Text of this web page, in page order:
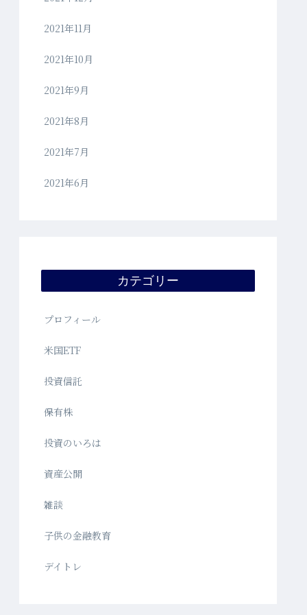
2021年11月
2021年10月
2021年9月
2021年8月
2021年7月
2021年6月
カテゴリー
プロフィール
米国ETF
投資信託
保有株
投資のいろは
資産公開
雑談
子供の金融教育
デイトレ